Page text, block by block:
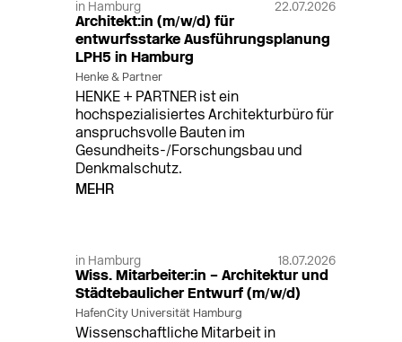
in Hamburg 22.07.2026
Architekt:in (m/w/d) für
entwurfsstarke Ausführungsplanung
LPH5 in Hamburg
Henke & Partner
HENKE + PARTNER ist ein
hochspezialisiertes Architekturbüro für
anspruchsvolle Bauten im
Gesundheits-/Forschungsbau und
Denkmalschutz.
MEHR
in Hamburg 18.07.2026
Wiss. Mitarbeiter:in – Architektur und
Städtebaulicher Entwurf (m/w/d)
HafenCity Universität Hamburg
Wissenschaftliche Mitarbeit in